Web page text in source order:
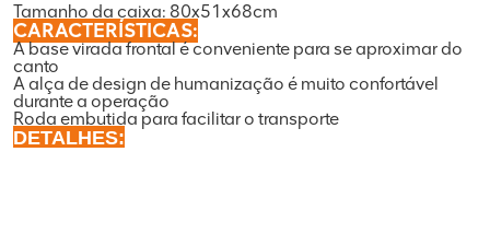
Tamanho da caixa: 80x51x68cm
CARACTERÍSTICAS:
A base virada frontal é conveniente para se aproximar do
canto
A alça de design de humanização é muito confortável
durante a operação
Roda embutida para facilitar o transporte
DETALHES: